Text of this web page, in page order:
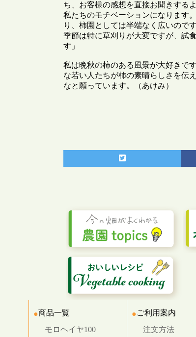
ち、お客様の感想を直接お聞きする
私たちのモチベーションになります
り、柿園としては半端なく広いので
季節は特に草刈りが大変ですが、試
す」
私は晩秋の柿のある風景が大好きで
な若い人たちが柿の素晴らしさを伝
なと願っています。（あけみ）
商品一覧
モロヘイヤ100
ご利用案内
注文方法